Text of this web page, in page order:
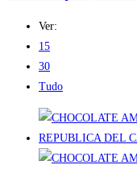
Ver:
15
30
Tudo